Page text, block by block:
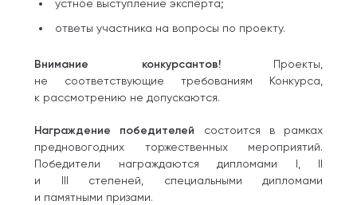
устное выступление эксперта;
ответы участника на вопросы по проекту.
Внимание конкурсантов!Проекты,
не соответствующие требованиям Конкурса,
к рассмотрению не допускаются.
Награждение победителей состоится в рамках
предновогодних торжественных мероприятий.
Победители награждаются дипломами I, II
и III степеней, специальными дипломами
и памятными призами.